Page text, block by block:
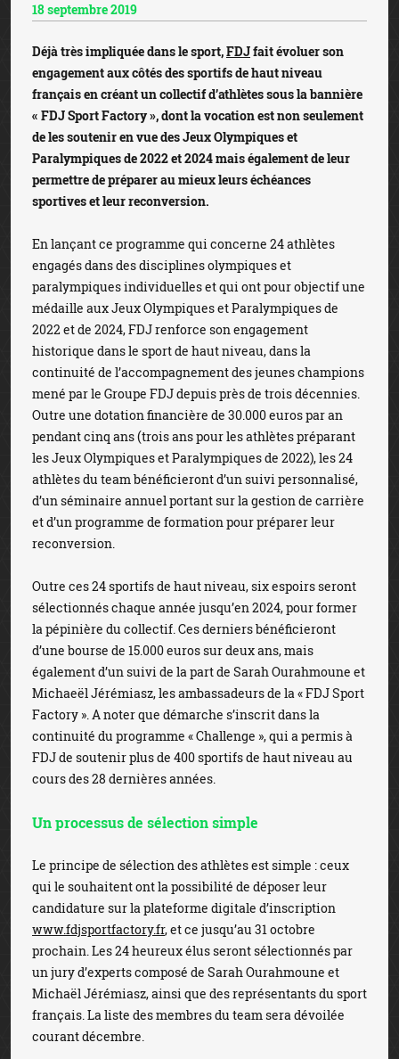
18 septembre 2019
Déjà très impliquée dans le sport,FDJfait évoluer son
engagement aux côtés des sportifs de haut niveau
français en créant un collectif d’athlètes sous la bannière
« FDJ Sport Factory », dont la vocation est non seulement
de les soutenir en vue des Jeux Olympiques et
Paralympiques de 2022 et 2024 mais également de leur
permettre de préparer au mieux leurs échéances
sportives et leur reconversion.
En lançant ce programme qui concerne 24 athlètes
engagés dans des disciplines olympiques et
paralympiques individuelles et qui ont pour objectif une
médaille aux Jeux Olympiques et Paralympiques de
2022 et de 2024, FDJ renforce son engagement
historique dans le sport de haut niveau, dans la
continuité de l’accompagnement des jeunes champions
mené par le Groupe FDJ depuis près de trois décennies.
Outre une dotation financière de 30.000 euros par an
pendant cinq ans (trois ans pour les athlètes préparant
les Jeux Olympiques et Paralympiques de 2022), les 24
athlètes du team bénéficieront d’un suivi personnalisé,
d’un séminaire annuel portant sur la gestion de carrière
et d’un programme de formation pour préparer leur
reconversion.
Outre ces 24 sportifs de haut niveau, six espoirs seront
sélectionnés chaque année jusqu’en 2024, pour former
la pépinière du collectif. Ces derniers bénéficieront
d’une bourse de 15.000 euros sur deux ans, mais
également d’un suivi de la part de Sarah Ourahmoune et
Michaeël Jérémiasz, les ambassadeurs de la « FDJ Sport
Factory ». A noter que démarche s’inscrit dans la
continuité du programme « Challenge », qui a permis à
FDJ de soutenir plus de 400 sportifs de haut niveau au
cours des 28 dernières années.
Un processus de sélection simple
Le principe de sélection des athlètes est simple : ceux
qui le souhaitent ont la possibilité de déposer leur
candidature sur la plateforme digitale d’inscription
www.fdjsportfactory.fr, et ce jusqu’au 31 octobre
prochain. Les 24 heureux élus seront sélectionnés par
un jury d’experts composé de Sarah Ourahmoune et
Michaël Jérémiasz, ainsi que des représentants du sport
français. La liste des membres du team sera dévoilée
courant décembre.